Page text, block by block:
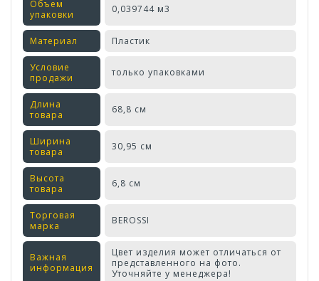
Объем
упаковки
0,039744 м3
Материал Пластик
Условие
продажи
только упаковками
Длина
товара
68,8 см
Ширина
товара
30,95 см
Высота
товара
6,8 см
Торговая
марка
BEROSSI
Важная
информация
Цвет изделия может отличаться от
представленного на фото.
Уточняйте у менеджера!